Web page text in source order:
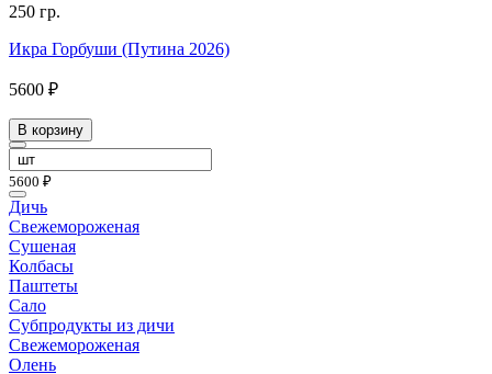
250 гр.
Икра Горбуши (Путина 2026)
5600 ₽
В корзину
5600 ₽
Дичь
Свежемороженая
Сушеная
Колбасы
Паштеты
Сало
Субпродукты из дичи
Свежемороженая
Олень